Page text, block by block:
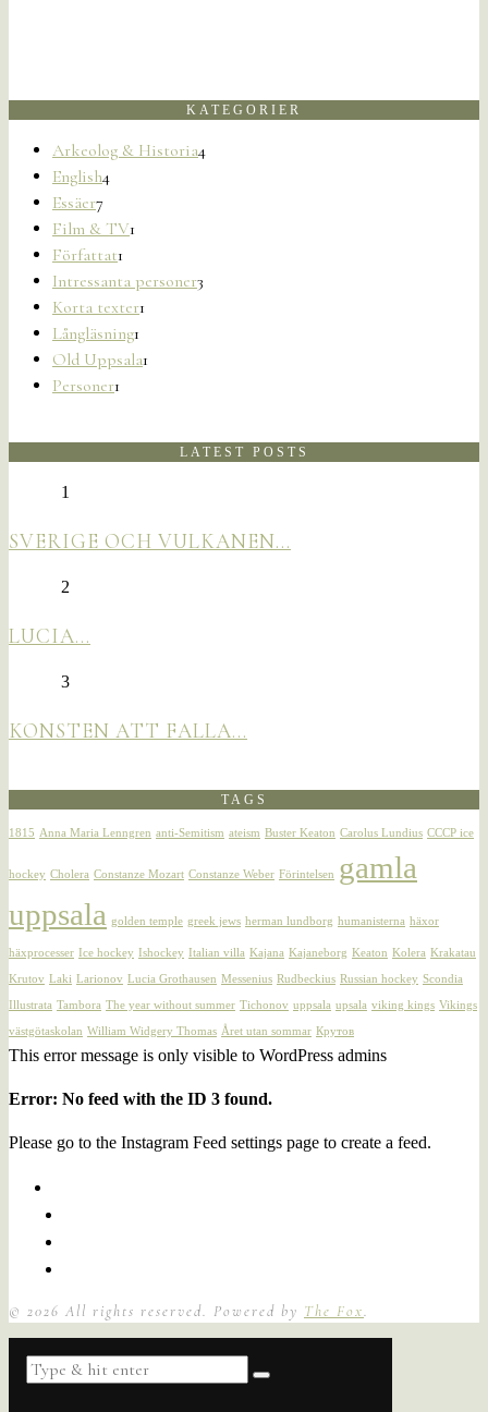
KATEGORIER
Arkeolog & Historia4
English4
Essäer7
Film & TV1
Författat1
Intressanta personer3
Korta texter1
Långläsning1
Old Uppsala1
Personer1
LATEST POSTS
1
SVERIGE OCH VULKANEN…
2
LUCIA…
3
KONSTEN ATT FALLA…
TAGS
1815 Anna Maria Lenngren anti-Semitism ateism Buster Keaton Carolus Lundius CCCP ice
hockey Cholera Constanze Mozart Constanze Weber Förintelsen gamla
uppsala golden temple greek jews herman lundborg humanisterna häxor
häxprocesser Ice hockey Ishockey Italian villa Kajana Kajaneborg Keaton Kolera Krakatau
Krutov Laki Larionov Lucia Grothausen Messenius Rudbeckius Russian hockey Scondia
Illustrata Tambora The year without summer Tichonov uppsala upsala viking kings Vikings
västgötaskolan William Widgery Thomas Året utan sommar Крутов
This error message is only visible to WordPress admins
Error: No feed with the ID 3 found.
Please go to the Instagram Feed settings page to create a feed.
© 2026 All rights reserved. Powered by The Fox.